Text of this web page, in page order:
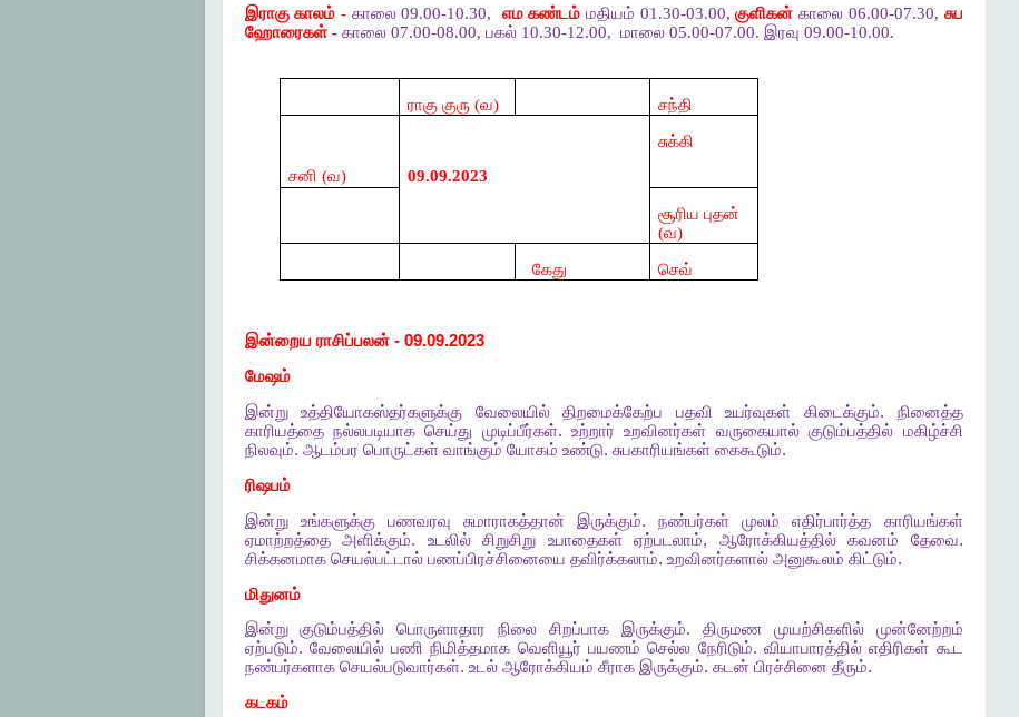
இராகு காலம் -காலை 09.00-10.30, எம கண்டம் மதியம் 01.30-03.00,குளிகன் காலை 06.00-07.30, சுப
ஹோரைகள் -காலை 07.00-08.00, பகல் 10.30-12.00, மாலை 05.00-07.00. இரவு 09.00-10.00.
ராகு குரு (வ) சந்தி
சனி (வ) 09.09.2023
சுக்கி
சூரிய புதன்
(வ)
கேது செவ்
இன்றைய ராசிப்பலன்- 09.09.2023
மேஷம்
இன்று
உத்தியோகஸ்தர்களுக்கு வேலையில் திறமைக்கேற்ப பதவி உயர்வுகள் கிடைக்கும். நினைத்த
காரியத்தை நல்லபடியாக செய்து முடிப்பீர்கள். உற்றார் உறவினர்கள் வருகையால் குடும்பத்தில் மகிழ்ச்சி
நிலவும். ஆடம்பர பொருட்கள் வாங்கும் யோகம் உண்டு. சுபகாரியங்கள் கைகூடும்.
ரிஷபம்
இன்று
உங்களுக்கு பணவரவு சுமாராகத்தான் இருக்கும்.நண்பர்கள் முலம் எதிர்பார்த்த
காரியங்கள்
ஏமாற்றத்தை
அளிக்கும். உடலில் சிறுசிறு உபாதைகள் ஏற்படலாம், ஆரோக்கியத்தில் கவனம் தேவை.
சிக்கனமாக செயல்பட்டால் பணப்பிரச்சினையை தவிர்க்கலாம். உறவினர்களால் அனுகூலம் கிட்டும்.
மிதுனம்
இன்று
குடும்பத்தில் பொருளாதார நிலை சிறப்பாக இருக்கும். திருமண முயற்சிகளில்
முன்னேற்றம்
ஏற்படும். வேலையில் பணி நிமித்தமாக வெளியூர் பயணம் செல்ல நேரிடும். வியாபாரத்தில் எதிரிகள் கூட
நண்பர்களாக செயல்படுவார்கள். உடல் ஆரோக்கியம் சீராக இருக்கும். கடன் பிரச்சினை தீரும்.
கடகம்